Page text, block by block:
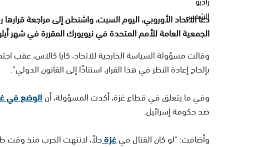
دعا الاتحاد الأوروبي، اليوم السبت، واشنطن إلى مراجعة
الجمعية العامة للأمم المتحدة في نيويورك المقررة في شهر
وقالت مسؤولة السياسة الخارجية للاتحاد، كايا كالاس، عقب
بإلحاح إعادة النظر في هذا القرار، استنادًا إلى القانون الدولي".
وفي ما يتعلق في قطاع غزة، أكدت المسؤولة، أنالوضع في
ضد حكومة إسرائيل.
وأضافت: "لو كان القتال فيغزةحلاً، لانتهت الحرب منذ وقت